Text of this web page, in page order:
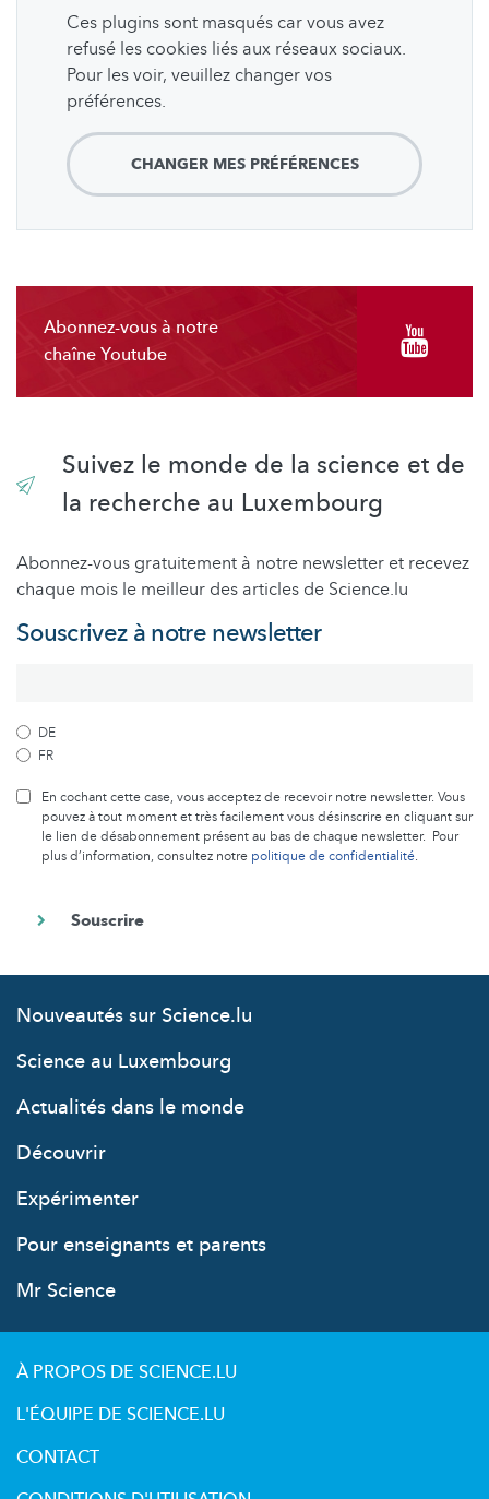
Ces plugins sont masqués car vous avez
refusé les cookies liés aux réseaux sociaux.
Pour les voir, veuillez changer vos
préférences.
CHANGER MES PRÉFÉRENCES
Abonnez-vous à notre
chaîne Youtube
Suivez le monde de la science et de
la recherche au Luxembourg
Abonnez-vous gratuitement à notre newsletter et recevez
chaque mois le meilleur des articles de Science.lu
Souscrivez à notre newsletter
DE
FR
En cochant cette case, vous acceptez de recevoir notre newsletter. Vous
pouvez à tout moment et très facilement vous désinscrire en cliquant sur
le lien de désabonnement présent au bas de chaque newsletter. Pour
plus d’information, consultez notre politique de confidentialité.
Nouveautés sur Science.lu
Science au Luxembourg
Actualités dans le monde
Découvrir
Expérimenter
Pour enseignants et parents
Mr Science
À PROPOS DE SCIENCE.LU
L'ÉQUIPE DE SCIENCE.LU
CONTACT